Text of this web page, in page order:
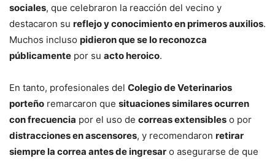
sociales, que celebraron la reacción del vecino y
destacaron su reflejo y conocimiento en primeros auxilios.
Muchos incluso pidieron que se lo reconozca
públicamente por su acto heroico.
En tanto, profesionales del Colegio de Veterinarios
porteño remarcaron que situaciones similares ocurren
con frecuencia por el uso de correas extensibles o por
distracciones en ascensores, y recomendaron retirar
siempre la correa antes de ingresar o asegurarse de que